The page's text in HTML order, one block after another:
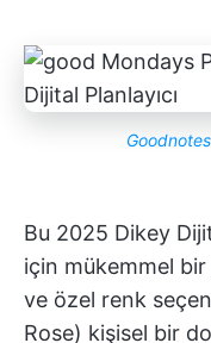
Bu 2025 Dikey
için mükemmel bir
ve özel renk
Rose) kişisel bir